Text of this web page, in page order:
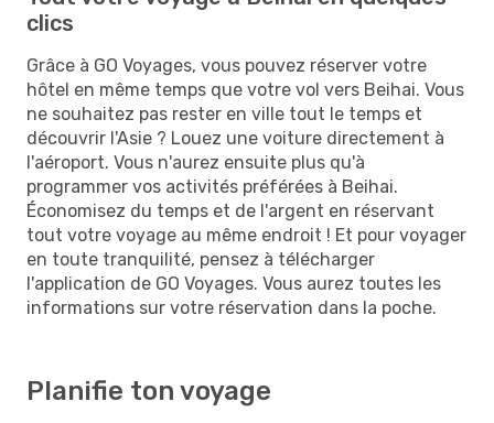
clics
Grâce à GO Voyages, vous pouvez réserver votre
hôtel en même temps que votre vol vers Beihai. Vous
ne souhaitez pas rester en ville tout le temps et
découvrir l'Asie ? Louez une voiture directement à
l'aéroport. Vous n'aurez ensuite plus qu'à
programmer vos activités préférées à Beihai.
Économisez du temps et de l'argent en réservant
tout votre voyage au même endroit ! Et pour voyager
en toute tranquilité, pensez à télécharger
l'application de GO Voyages. Vous aurez toutes les
informations sur votre réservation dans la poche.
Planifie ton voyage